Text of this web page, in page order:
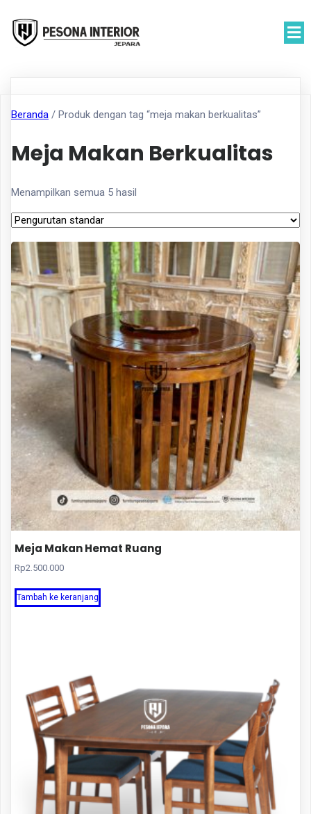
Beranda / Produk dengan tag “meja makan berkualitas”
Meja Makan Berkualitas
Menampilkan semua 5 hasil
Meja Makan Hemat Ruang
Rp2.500.000
Tambah ke keranjang